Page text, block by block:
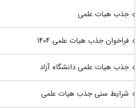
جذب هیات علمی
فراخوان جذب هیات علمی ۱۴۰۴
جذب هیات علمی دانشگاه آزاد
شرایط سنی جذب هیات علمی